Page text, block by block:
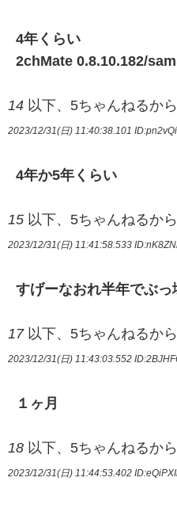
4年くらい
2chMate 0.8.10.182/
14 以下、5ちゃんねるか
2023/12/31(日) 11:40:38.101
4年か5年くらい
15 以下、5ちゃんねるか
2023/12/31(日) 11:41:58.533
すげーなおれ半年でぶっ
17 以下、5ちゃんねるか
2023/12/31(日) 11:43:03.552
１ヶ月
18 以下、5ちゃんねるか
2023/12/31(日) 11:44:53.402